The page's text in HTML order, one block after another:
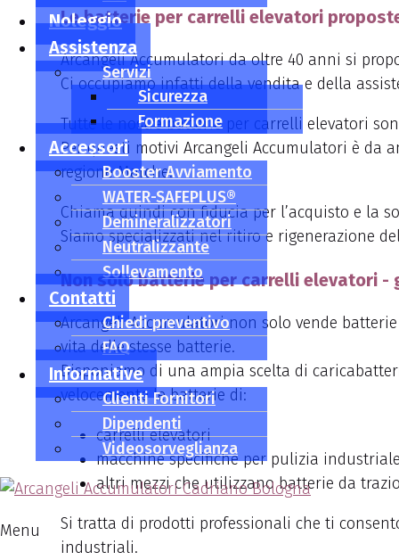
Noleggio
Assistenza
Servizi
Sicurezza
Formazione
Accessori
Booster Avviamento
WATER-SAFEPLUS®
Demineralizzatori
Neutralizzante
Sollevamento
Contatti
Chiedi preventivo
FAQ
Informative
Clienti Fornitori
Dipendenti
Videosorveglianza
Menu
Le batterie per carrelli elevatori
Arcangeli Accumulatori da oltre 40 anni si
Ci occupiamo infatti della vendita e della
Tutte le nostre batterie per carrelli elevatori
Per questi motivi Arcangeli Accumulatori è da
regione Marche.
Chiama quindi con fiducia per l’acquisto e la
Siamo specializzati nel ritiro e rigenerazione
Non solo batterie per carrelli elevatori -
Arcangeli Accumulatori non solo vende
vita delle stesse batterie.
Disponiamo di una ampia scelta di
velocemente le batterie di:
carrelli elevatori
macchine specifiche per pulizia industriale
altri mezzi che utilizzano batterie da
Si tratta di prodotti professionali che ti
industriali.